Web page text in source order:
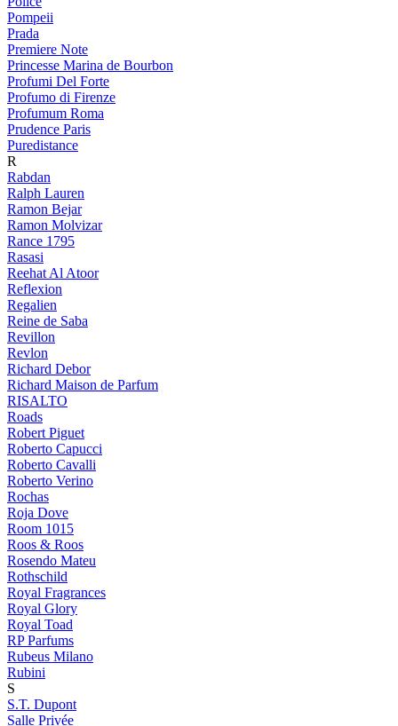
Pompeii
Prada
Premiere Note
Princesse Marina de Bourbon
Profumi Del Forte
Profumo di Firenze
Profumum Roma
Prudence Paris
Puredistance
R
Rabdan
Ralph Lauren
Ramon Bejar
Ramon Molvizar
Rance 1795
Rasasi
Reehat Al Atoor
Reflexion
Regalien
Reine de Saba
Revillon
Revlon
Richard Debor
Richard Maison de Parfum
RISALTO
Roads
Robert Piguet
Roberto Capucci
Roberto Cavalli
Roberto Verino
Rochas
Roja Dove
Room 1015
Roos & Roos
Rosendo Mateu
Rothschild
Royal Fragrances
Royal Glory
Royal Toad
RP Parfums
Rubeus Milano
Rubini
S
S.T. Dupont
Salle Privée